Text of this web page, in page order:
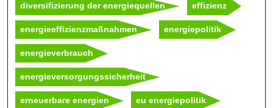
diversifizierung der energiequellen effizienz
energieeffizienzmaßnahmen energiepolitik
energieverbrauch
energieversorgungssicherheit
erneuerbare energien eu energiepolitik